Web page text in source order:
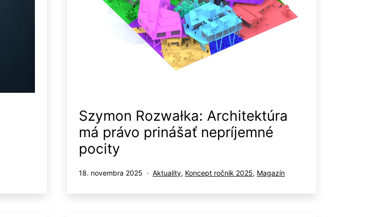
Szymon Rozwałka: Architektúra
má právo prinášať nepríjemné
pocity
Publikované
18. novembra 2025
Kategorizované
Aktuality, Koncept ročník 2025, Magazín